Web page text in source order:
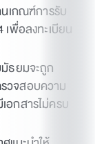
เกณฑ์การรับ
พื่อลงทะเบียน
มัธยมจะถูก
วจสอบความ
อกสารไม่ครบ